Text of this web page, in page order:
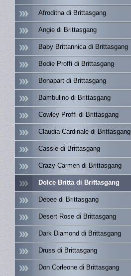
Afroditha di Brittasgang
Angie di Brittasgang
Baby Brittannica di Brittasgang
Bodie Proffi di Brittasgang
Bonapart di Brittasgang
Bambulino di Brittasgang
Cowley Proffi di Brittasgang
Claudia Cardinale di Brittasgang
Cassie di Brittasgang
Crazy Carmen di Brittasgang
Dolce Britta di Brittasgang
Debee di Brittasgang
Desert Rose di Brittasgang
Dark Diamond di Brittasgang
Druss di Brittasgang
Don Corleone di Brittasgang